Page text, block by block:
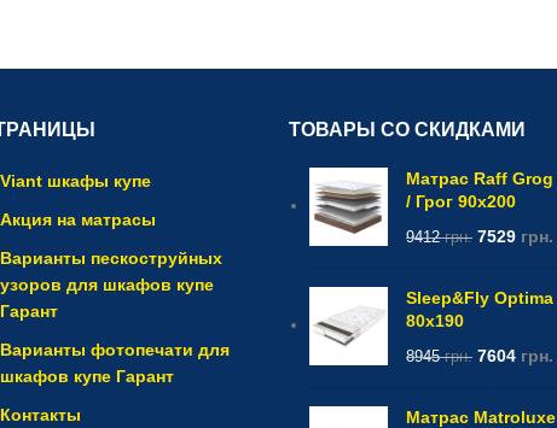
Viant шкафы купе
Акция на матрасы
Варианты пескоструйных
узоров для шкафов купе
Гарант
Варианты фотопечати для
шкафов купе Гарант
Контакты
ТОВАРЫ СО СКИДКАМИ
Матрас Raff Grog
/ Грог 90x200
9412грн. 7529 грн.
Sleep&Fly Optima
80x190
8945грн. 7604 грн.
Матрас Matroluxe